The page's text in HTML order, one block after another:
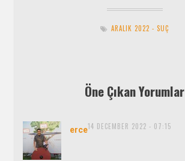
ARALIK 2022 - SUÇ
Öne Çıkan Yorumlar
erce
says: 14 DECEMBER 2022 - 07:15